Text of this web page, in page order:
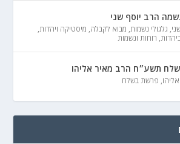
הרב יוסף שני
, גלגולי נשמות, מבוא לקבלה, מיסטיקה ויהדות,
, רוחות ונשמות
תשע״ח הרב מאיר אליהו
, פרשת בשלח